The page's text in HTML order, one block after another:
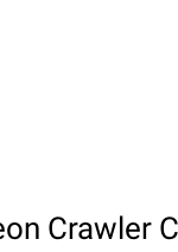
Crawler